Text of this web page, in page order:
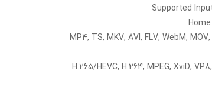
Supported
MP4, TS, MKV, AVI, FLV, WebM,
H.265/HEVC, H.264, MPEG, XviD,